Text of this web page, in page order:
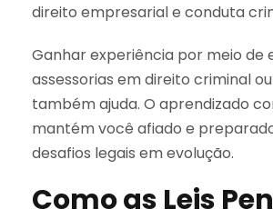
direito empresarial e conduta
Ganhar experiência por meio de
assessorias em direito criminal
também ajuda. O aprendizado
mantém você afiado e
desafios legais em evolução.
Como as Leis